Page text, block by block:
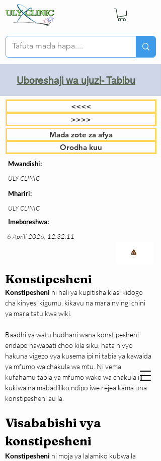
Uboreshaji wa ujuzi- Tabibu
<<<<
>>>>
Mada zote za afya
Orodha kuu
Mwandishi:
ULY CLINIC
Mhariri:
ULY CLINIC
Imeboreshwa:
6 Aprili 2026, 12:32:11
Konstipesheni
Konstipesheni ni hali ya kupitisha kiasi kidogo
cha kinyesi kigumu, kikavu na mara nyingi chini
ya mara tatu kwa wiki.
Baadhi ya watu hudhani wana konstipesheni
endapo hawapati choo kila siku, hata hivyo
hakuna vigezo vya kusema ipi ni tabia ya kawaida
ya mfumo wa chakula wa mtu. Ni vema
kufahamu tabia ya mfumo wako wa chakula ili
kukiwa na mabadiliko ndipo iwe rejea kama una
konstipesheni au la.
Visababishi vya
konstipesheni
Konstipesheni ni moja ya lalamiko kubwa la